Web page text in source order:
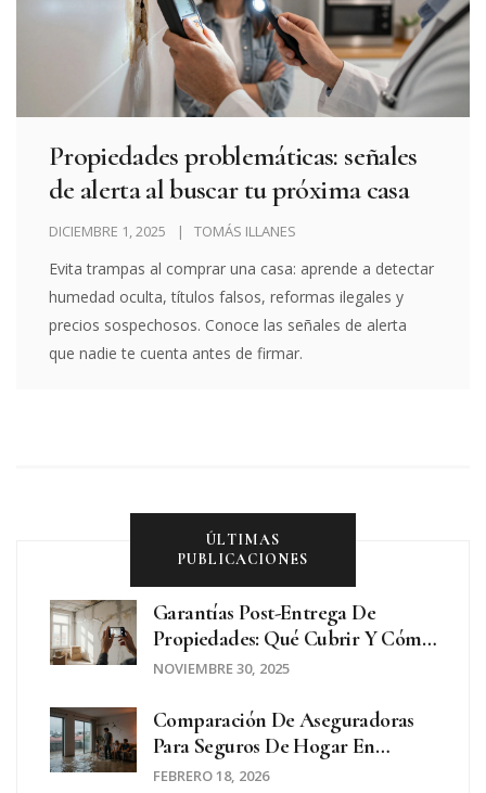
Propiedades problemáticas: señales
de alerta al buscar tu próxima casa
DICIEMBRE 1, 2025 TOMÁS ILLANES
Evita trampas al comprar una casa: aprende a detectar
humedad oculta, títulos falsos, reformas ilegales y
precios sospechosos. Conoce las señales de alerta
que nadie te cuenta antes de firmar.
ÚLTIMAS
PUBLICACIONES
Garantías Post-Entrega De
Propiedades: Qué Cubrir Y Cómo
Reclamar
NOVIEMBRE 30, 2025
Comparación De Aseguradoras
Para Seguros De Hogar En
Argentina 2026
FEBRERO 18, 2026